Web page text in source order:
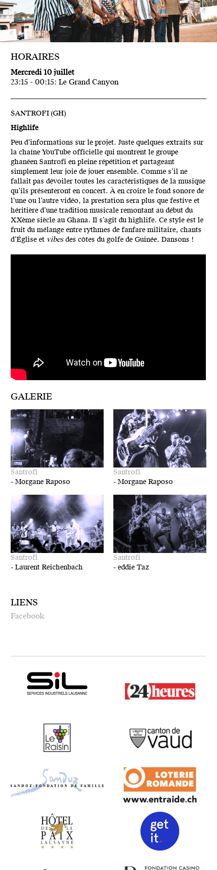
HORAIRES
Mercredi 10 juillet
23:15 - 00:15: Le Grand Canyon
SANTROFI (GH)
Highlife
Peu d’informations sur le projet. Juste quelques extraits sur
la chaîne YouTube officielle qui montrent le groupe
ghanéen Santrofi en pleine répétition et partageant
simplement leur joie de jouer ensemble. Comme s’il ne
fallait pas dévoiler toutes les caractéristiques de la musique
qu’ils présenteront en concert. À en croire le fond sonore de
l’une ou l’autre vidéo, la prestation sera plus que festive et
héritière d’une tradition musicale remontant au début du
XXème siècle au Ghana. Il s’agit du highlife. Ce style est le
fruit du mélange entre rythmes de fanfare militaire, chants
d’Église et vibes des côtes du golfe de Guinée. Dansons !
GALERIE
Santrofi
-Morgane Raposo
Santrofi
- Morgane Raposo
Santrofi
-Laurent Reichenbach
Santrofi
- eddie Taz
LIENS
Facebook
Famille Sandoz